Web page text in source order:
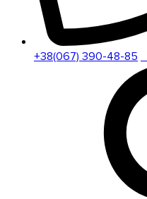
+38(067) 390-48-85